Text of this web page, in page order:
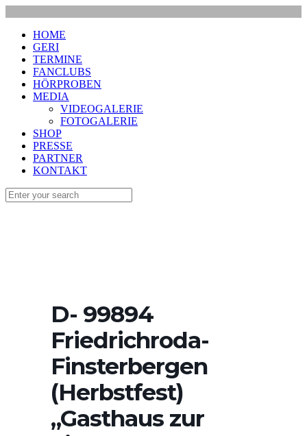
HOME
GERI
TERMINE
FANCLUBS
HÖRPROBEN
MEDIA
VIDEOGALERIE
FOTOGALERIE
SHOP
PRESSE
PARTNER
KONTAKT
D- 99894
Friedrichroda-
Finsterbergen
(Herbstfest)
„Gasthaus zur